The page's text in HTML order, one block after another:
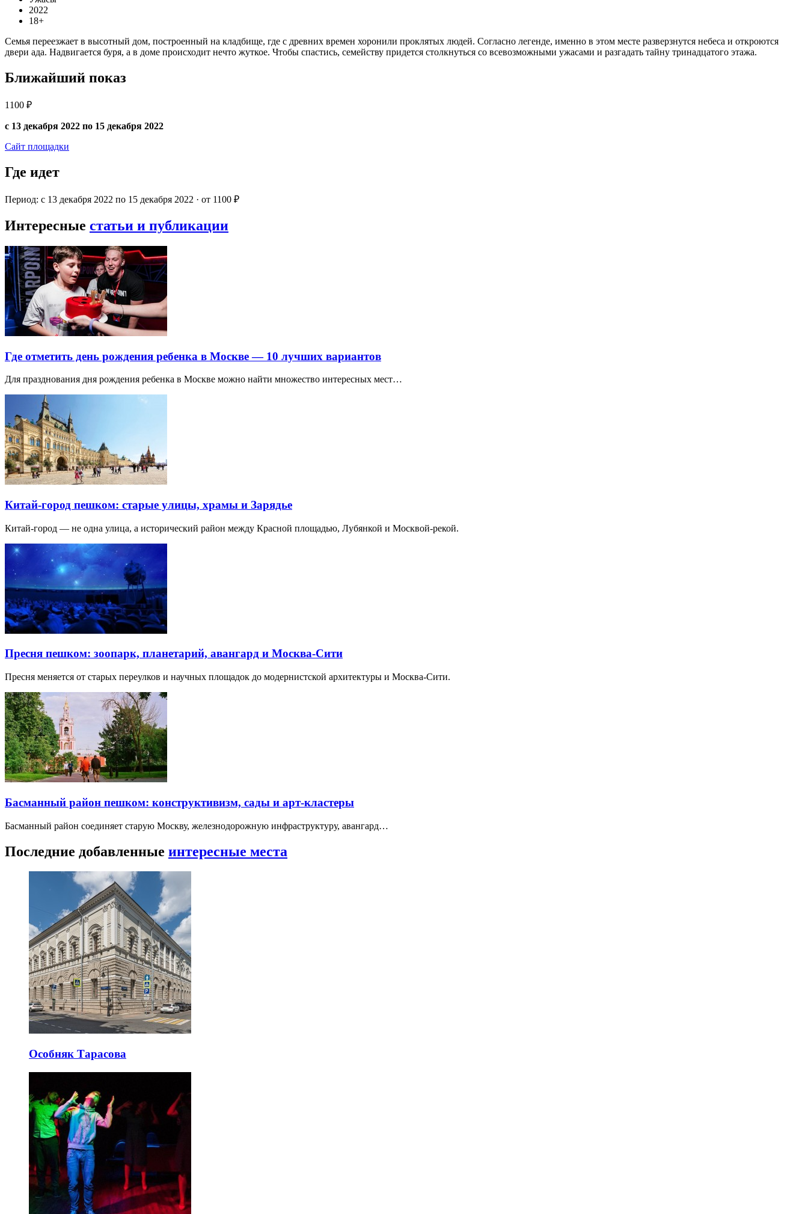
2022
18+
Семья переезжает в высотный дом, построенный на кладбище, где с древних времен хоронили проклятых людей. Согласно легенде, именно в этом месте разверзнутся небеса и откроются
двери ада. Надвигается буря, а в доме происходит нечто жуткое. Чтобы спастись, семейству придется столкнуться со всевозможными ужасами и разгадать тайну тринадцатого этажа.
Ближайший показ
1100 ₽
с 13 декабря 2022 по 15 декабря 2022
Сайт площадки
Где идет
Период: с 13 декабря 2022 по 15 декабря 2022 · от 1100 ₽
Интересные статьи и публикации
Где отметить день рождения ребенка в Москве — 10 лучших вариантов
Для празднования дня рождения ребенка в Москве можно найти множество интересных мест…
Китай-город пешком: старые улицы, храмы и Зарядье
Китай-город — не одна улица, а исторический район между Красной площадью, Лубянкой и Москвой-рекой.
Пресня пешком: зоопарк, планетарий, авангард и Москва-Сити
Пресня меняется от старых переулков и научных площадок до модернистской архитектуры и Москва-Сити.
Басманный район пешком: конструктивизм, сады и арт-кластеры
Басманный район соединяет старую Москву, железнодорожную инфраструктуру, авангард…
Последние добавленные интересные места
Особняк Тарасова